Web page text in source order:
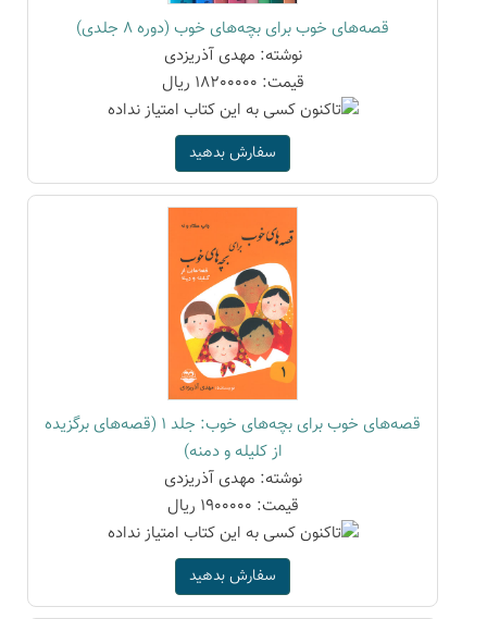
قصه‌های خوب برای بچه‌های خوب (دوره 8 جلدی)
نوشته: مهدی آذریزدی
قیمت: 18200000 ریال
سفارش بدهید
قصه‌های خوب برای بچه‌های خوب: جلد 1 (قصه‌های برگزیده
از کلیله و دمنه)
نوشته: مهدی آذریزدی
قیمت: 1900000 ریال
سفارش بدهید